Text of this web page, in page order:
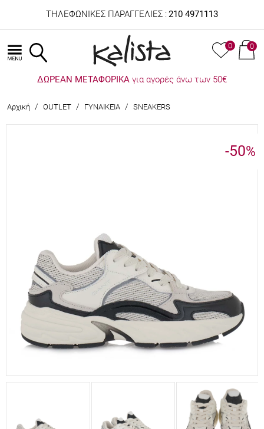
ΤΗΛΕΦΩΝΙΚΕΣ ΠΑΡΑΓΓΕΛΙΕΣ : 210 4971113
0 0
ΔΩΡΕΑΝ ΜΕΤΑΦΟΡΙΚΑ για αγορές άνω των 50€
Αρχική / OUTLET / ΓΥΝΑΙΚΕΙΑ / SNEAKERS
-50%